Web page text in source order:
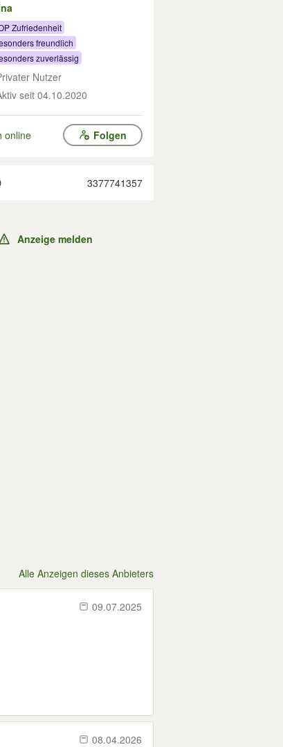
Zufriedenheit
freundlich
zuverlässig
Nutzer
seit 04.10.2020
online Folgen
3377741357
Anzeige melden
Alle Anzeigen dieses Anbieters
09.07.2025
08.04.2026